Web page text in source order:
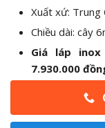
Xuất xứ: Trung
Chiều dài: cây
Giá láp
7.930.000